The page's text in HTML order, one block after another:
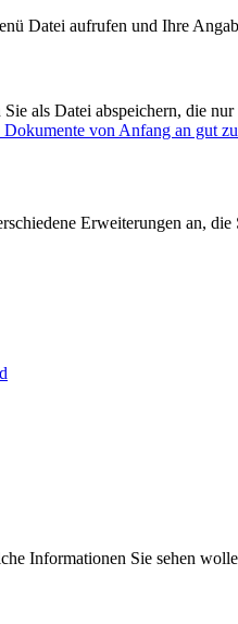
Datei aufrufen und Ihre
als Datei abspeichern, die
von Anfang an gut
Erweiterungen an,
Informationen Sie sehen